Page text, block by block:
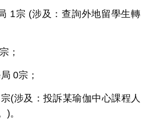
1宗 (涉及：查詢外地留學生轉
；
0宗；
(涉及：投訴某瑜伽中心課程人
)。